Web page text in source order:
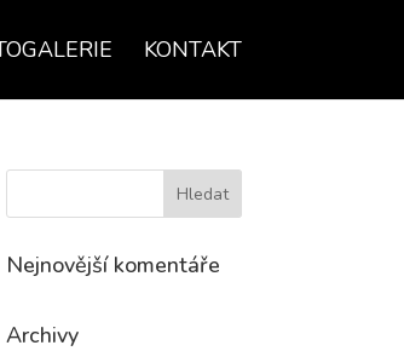
KONTAKT
Nejnovější komentáře
Archivy